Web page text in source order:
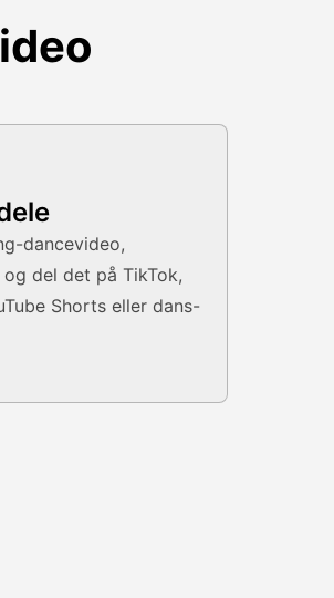
dancevideo,
del det på TikTok,
Shorts eller dans-